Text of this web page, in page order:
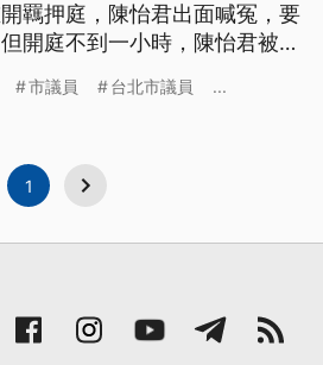
羈押庭，陳怡君出面喊冤，要
開庭不到一小時，陳怡君被裁
市議員 台北市議員 ...
1